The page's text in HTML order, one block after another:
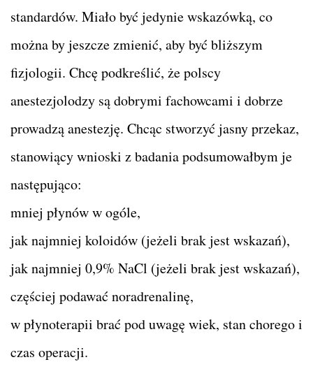
standardów. Miało być jedynie wskazówką, co
można by jeszcze zmienić, aby być bliższym
fizjologii. Chcę podkreślić, że polscy
anestezjolodzy są dobrymi fachowcami i dobrze
prowadzą anestezję. Chcąc stworzyć jasny przekaz,
stanowiący wnioski z badania podsumowałbym je
następująco:
mniej płynów w ogóle,
jak najmniej koloidów (jeżeli brak jest wskazań),
jak najmniej 0,9% NaCl (jeżeli brak jest wskazań),
częściej podawać noradrenalinę,
w płynoterapii brać pod uwagę wiek, stan chorego i
czas operacji.